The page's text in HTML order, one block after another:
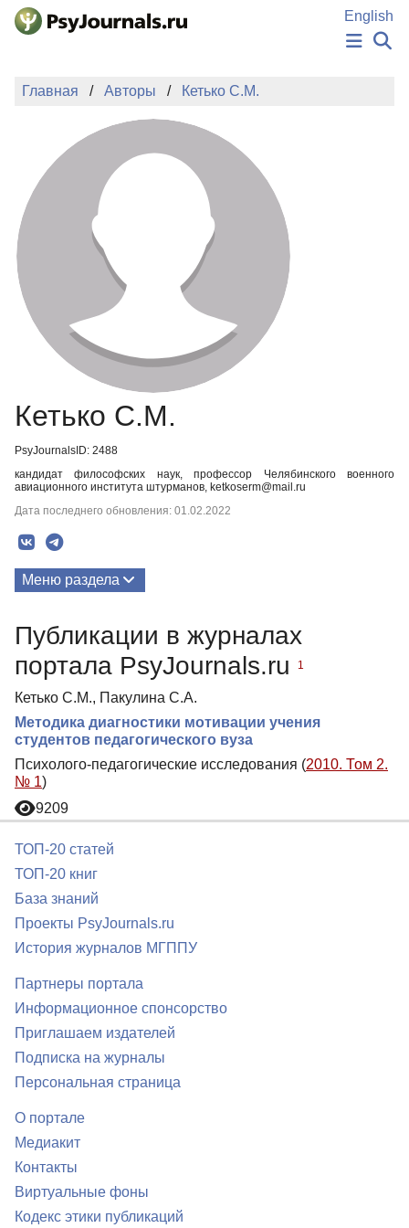
Перейти к основному содержанию
English
НОВОСТИ
АВТОРЫ
ПОДАТЬ РУКОПИСЬ
БАЗА ЗНАНИЙ
КЛЮЧЕВЫЕ СЛОВА
Регистрация
Главная Авторы Кетько С.М.
Кетько С.М.
PsyJournalsID: 2488
кандидат философских наук, профессор Челябинского военного
авиационного института штурманов, ketkoserm@mail.ru
Дата последнего обновления: 01.02.2022
Меню раздела
Публикации в журналах
портала PsyJournals.ru
1
Кетько С.М., Пакулина С.А.
Методика диагностики мотивации учения
студентов педагогического вуза
Психолого-педагогические исследования (2010. Том 2.
№ 1)
9209
ТОП-20 статей
ТОП-20 книг
База знаний
Проекты PsyJournals.ru
История журналов МГППУ
Партнеры портала
Информационное спонсорство
Приглашаем издателей
Подписка на журналы
Персональная страница
О портале
Медиакит
Контакты
Виртуальные фоны
Кодекс этики публикаций